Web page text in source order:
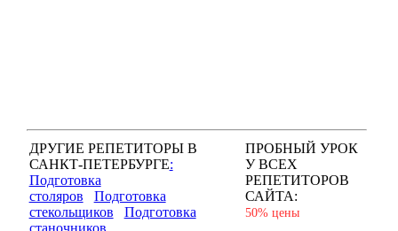
ДРУГИЕ РЕПЕТИТОРЫ В
САНКТ-ПЕТЕРБУРГЕ:
Подготовка
столяров
Подготовка
стекольщиков
Подготовка
станочников
ПРОБНЫЙ УРОК
У ВСЕХ
РЕПЕТИТОРОВ
САЙТА:
50% цены